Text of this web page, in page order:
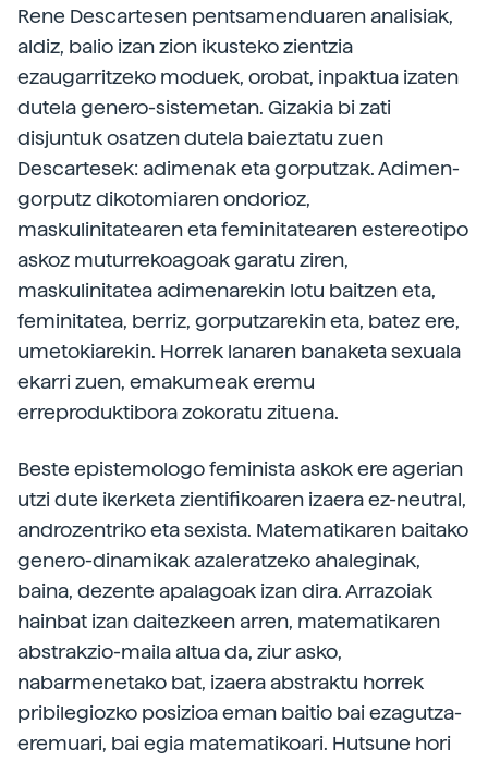
Rene Descartesen pentsamenduaren analisiak,
aldiz, balio izan zion ikusteko zientzia
ezaugarritzeko moduek, orobat, inpaktua izaten
dutela genero-sistemetan. Gizakia bi zati
disjuntuk osatzen dutela baieztatu zuen
Descartesek: adimenak eta gorputzak. Adimen-
gorputz dikotomiaren ondorioz,
maskulinitatearen eta feminitatearen estereotipo
askoz muturrekoagoak garatu ziren,
maskulinitatea adimenarekin lotu baitzen eta,
feminitatea, berriz, gorputzarekin eta, batez ere,
umetokiarekin. Horrek lanaren banaketa sexuala
ekarri zuen, emakumeak eremu
erreproduktibora zokoratu zituena.
Beste epistemologo feminista askok ere agerian
utzi dute ikerketa zientifikoaren izaera ez-neutral,
androzentriko eta sexista. Matematikaren baitako
genero-dinamikak azaleratzeko ahaleginak,
baina, dezente apalagoak izan dira. Arrazoiak
hainbat izan daitezkeen arren, matematikaren
abstrakzio-maila altua da, ziur asko,
nabarmenetako bat, izaera abstraktu horrek
pribilegiozko posizioa eman baitio bai ezagutza-
eremuari, bai egia matematikoari. Hutsune hori